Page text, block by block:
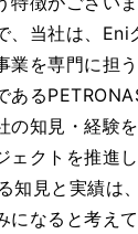
、当社は、Eni
業を専門に担
ある
の知見・経験
ェクトを推進
知見と実績は
になると考えて